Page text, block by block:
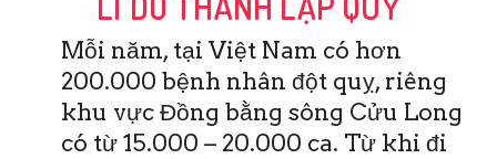
Mỗi năm, tại Việt Nam có hơn
200.000 bệnh nhân đột quỵ, riêng
khu vực Đồng bằng sông Cửu Long
có từ 15.000 – 20.000 ca. Từ khi đi